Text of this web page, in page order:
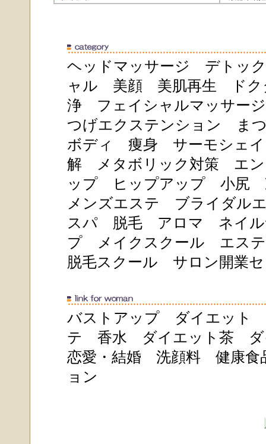
ヘッドマッサージ
デトッ
ャル
美顔 美肌再生
ド
浄
フェイシャルマッサージ
つげエクステンション
ま
ボディ
痩身
サーモシェ
解
メタボリック対策
エ
ップ
ヒップアップ 小尻
メンズエステ
ブライダル
スパ
脱毛 アロマ
ネイ
プ
メイクスクール
エス
脱毛スクール
サロン開業
バストアップ
ダイエット
テ
香水 ダイエット茶
恋愛・結婚
洗顔料
健康食
ョン